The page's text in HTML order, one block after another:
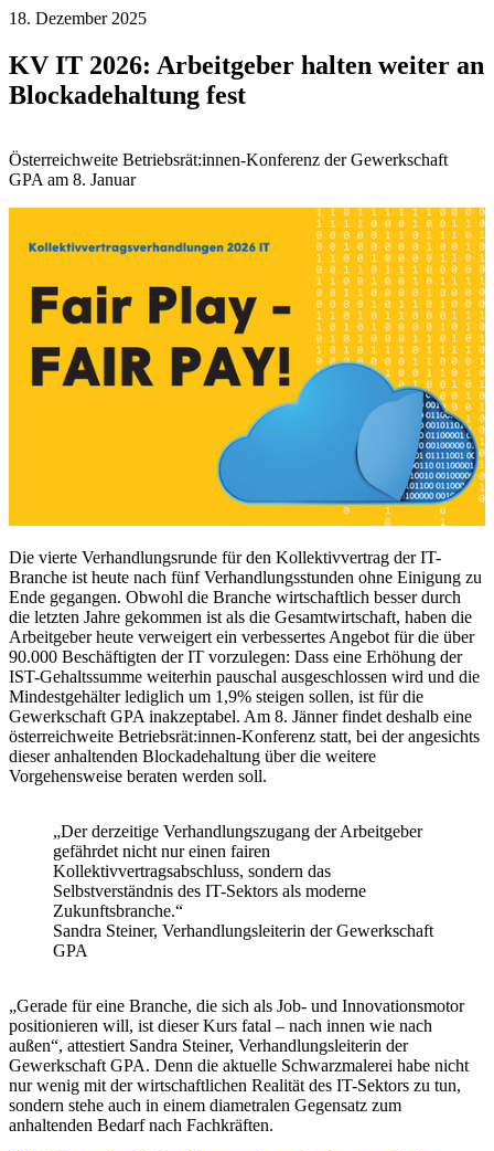
18. Dezember 2025
KV IT 2026: Arbeitgeber halten weiter an
Blockadehaltung fest
Österreichweite Betriebsrät:innen-Konferenz der Gewerkschaft
GPA am 8. Januar
Die vierte Verhandlungsrunde für den Kollektivvertrag der IT-
Branche ist heute nach fünf Verhandlungsstunden ohne Einigung zu
Ende gegangen. Obwohl die Branche wirtschaftlich besser durch
die letzten Jahre gekommen ist als die Gesamtwirtschaft, haben die
Arbeitgeber heute verweigert ein verbessertes Angebot für die über
90.000 Beschäftigten der IT vorzulegen: Dass eine Erhöhung der
IST-Gehaltssumme weiterhin pauschal ausgeschlossen wird und die
Mindestgehälter lediglich um 1,9% steigen sollen, ist für die
Gewerkschaft GPA inakzeptabel. Am 8. Jänner findet deshalb eine
österreichweite Betriebsrät:innen-Konferenz statt, bei der angesichts
dieser anhaltenden Blockadehaltung über die weitere
Vorgehensweise beraten werden soll.
„Der derzeitige Verhandlungszugang der Arbeitgeber
gefährdet nicht nur einen fairen
Kollektivvertragsabschluss, sondern das
Selbstverständnis des IT-Sektors als moderne
Zukunftsbranche.“
Sandra Steiner, Verhandlungsleiterin der Gewerkschaft
GPA
„Gerade für eine Branche, die sich als Job- und Innovationsmotor
positionieren will, ist dieser Kurs fatal – nach innen wie nach
außen“, attestiert Sandra Steiner, Verhandlungsleiterin der
Gewerkschaft GPA. Denn die aktuelle Schwarzmalerei habe nicht
nur wenig mit der wirtschaftlichen Realität des IT-Sektors zu tun,
sondern stehe auch in einem diametralen Gegensatz zum
anhaltenden Bedarf nach Fachkräften.